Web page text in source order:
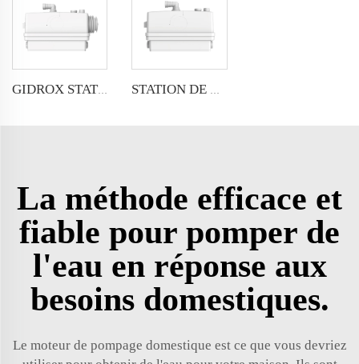
La méthode efficace et
fiable pour pomper de
l'eau en réponse aux
besoins domestiques.
Le moteur de pompage domestique est ce que vous devriez